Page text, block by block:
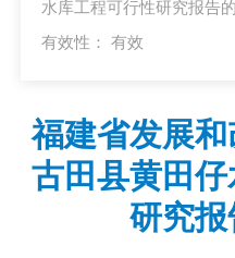
水库工程可行性研究报告
有效性： 有效
福建省发展
古田县黄田
研究